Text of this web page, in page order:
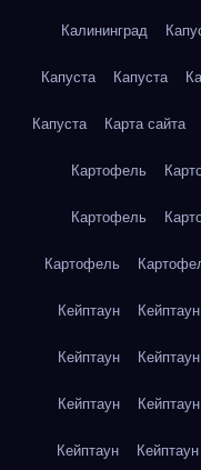
Калининград
Капуста Капуста
Капуста Карта сайта
Картофель
Картофель
Картофель
Кейптаун Кейптаун
Кейптаун Кейптаун
Кейптаун Кейптаун
Кейптаун Кейптаун